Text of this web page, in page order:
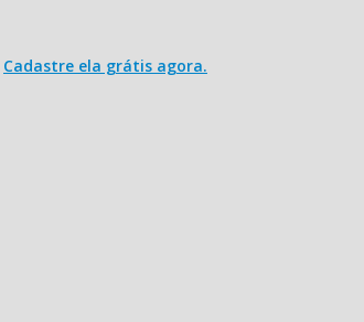
Cadastre ela grátis agora.